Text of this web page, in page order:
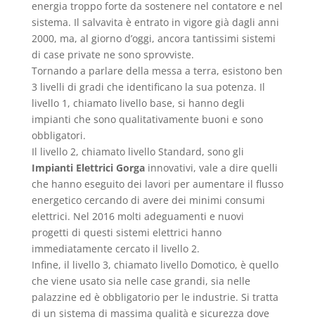
energia troppo forte da sostenere nel contatore e nel
sistema. Il salvavita è entrato in vigore già dagli anni
2000, ma, al giorno d’oggi, ancora tantissimi sistemi
di case private ne sono sprovviste.
Tornando a parlare della messa a terra, esistono ben
3 livelli di gradi che identificano la sua potenza. Il
livello 1, chiamato livello base, si hanno degli
impianti che sono qualitativamente buoni e sono
obbligatori.
Il livello 2, chiamato livello Standard, sono gli
Impianti Elettrici Gorgainnovativi, vale a dire quelli
che hanno eseguito dei lavori per aumentare il flusso
energetico cercando di avere dei minimi consumi
elettrici. Nel 2016 molti adeguamenti e nuovi
progetti di questi sistemi elettrici hanno
immediatamente cercato il livello 2.
Infine, il livello 3, chiamato livello Domotico, è quello
che viene usato sia nelle case grandi, sia nelle
palazzine ed è obbligatorio per le industrie. Si tratta
di un sistema di massima qualità e sicurezza dove